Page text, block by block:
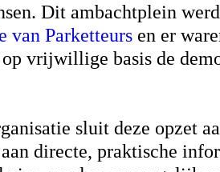
Dit ambachtplein
van Parketteurs en er
vrijwillige basis de
sluit deze opzet
directe, praktische